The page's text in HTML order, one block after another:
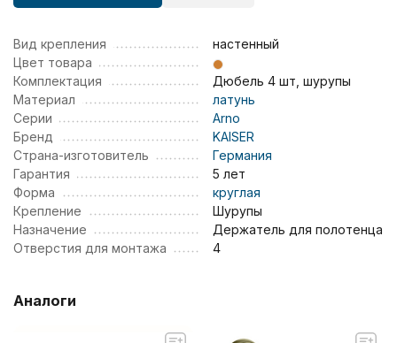
Вид крепления
настенный
Цвет товара
Комплектация
Дюбель 4 шт, шурупы
Материал
латунь
Серии
Arno
Бренд
KAISER
Страна-изготовитель
Германия
Гарантия
5 лет
Форма
круглая
Крепление
Шурупы
Назначение
Держатель для полотенца
Отверстия для монтажа
4
Аналоги